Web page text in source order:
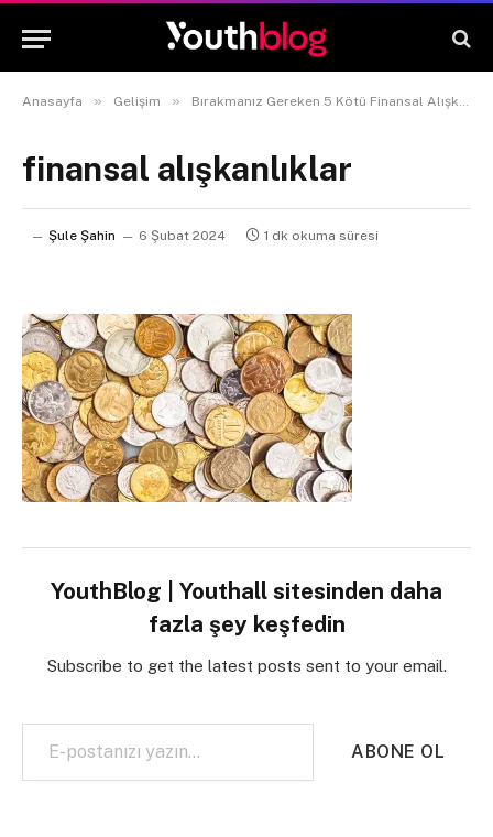
Anasayfa » Gelişim » Bırakmanız Gereken 5 Kötü Finansal Alışkanlık
finansal alışkanlıklar
Şule Şahin 6 Şubat 2024 1 dk okuma süresi
YouthBlog | Youthall sitesinden daha
fazla şey keşfedin
Subscribe to get the latest posts sent to your email.
E-postanızı yazın…
ABONE OL